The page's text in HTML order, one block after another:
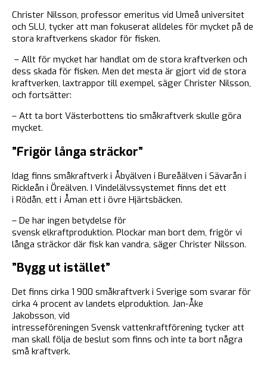
Christer Nilsson, professor emeritus vid Umeå universitet
och SLU, tycker att man fokuserat alldeles för mycket på de
stora kraftverkens skador för fisken.
– Allt för mycket har handlat om de stora kraftverken och
dess skada för fisken. Men det mesta är gjort vid de stora
kraftverken, laxtrappor till exempel, säger Christer Nilsson,
och fortsätter:
– Att ta bort Västerbottens tio småkraftverk skulle göra
mycket.
”Frigör långa sträckor”
Idag finns småkraftverk i Åbyälven i Bureåälven i Sävarån i
Rickleån i Öreälven. I Vindelälvssystemet finns det ett
i Rödån, ett i Åman ett i övre Hjärtsbäcken.
– De har ingen betydelse för
svensk elkraftproduktion. Plockar man bort dem, frigör vi
långa sträckor där fisk kan vandra, säger Christer Nilsson.
”Bygg ut istället”
Det finns cirka 1 900 småkraftverk i Sverige som svarar för
cirka 4 procent av landets elproduktion. Jan-Åke
Jakobsson, vid
intresseföreningen Svensk vattenkraftförening tycker att
man skall följa de beslut som finns och inte ta bort några
små kraftverk.